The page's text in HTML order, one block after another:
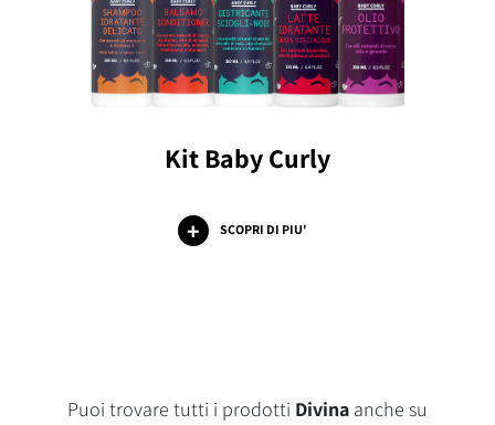
Kit Baby Curly
SCOPRI DI PIU'
Puoi trovare tutti i prodotti Divina anche su